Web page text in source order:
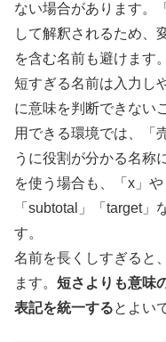
ない場合があります。
して解釈されるため、
を含む名前も避けます。
短すぎる名前は入力し
に意味を判断できない
用できる環境では、「
うに役割が分かる名称
を使う場合も、「x」
「subtotal」「target」
す。
名前を長くしすぎると
ます。 短さよりも意味
表記を統一するとよい